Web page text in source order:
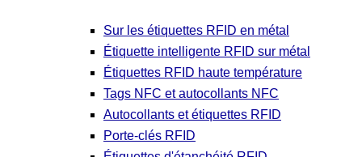
Sur les étiquettes RFID en métal
Étiquette intelligente RFID sur métal
Étiquettes RFID haute température
Tags NFC et autocollants NFC
Autocollants et étiquettes RFID
Porte-clés RFID